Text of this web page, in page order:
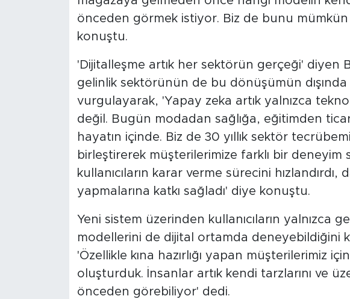
önceden görmek istiyor. Biz de bunu
konuştu.
'Dijitalleşme artık her sektörün gerçeği' diyen
gelinlik sektörünün de bu dönüşümün dışında
vurgulayarak, 'Yapay zeka artık yalnızca
değil. Bugün modadan sağlığa, eğitimden
hayatın içinde. Biz de 30 yıllık sektör
birleştirerek müşterilerimize farklı bir deneyim
kullanıcıların karar verme sürecini hızlandırdı,
yapmalarına katkı sağladı' diye konuştu.
Yeni sistem üzerinden kullanıcıların yalnızca
modellerini de dijital ortamda deneyebildiğini
'Özellikle kına hazırlığı yapan müşterilerimiz
oluşturduk. İnsanlar artık kendi tarzlarını ve
önceden görebiliyor' dedi.